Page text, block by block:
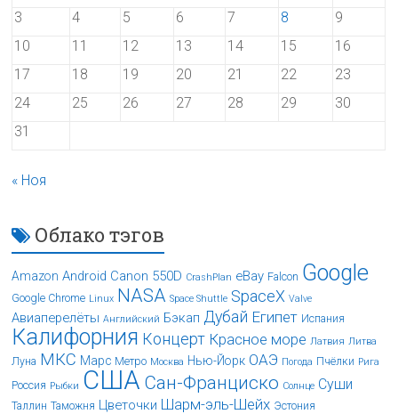
3
4 5 6 7 8
9
10
11 12 13 14 15
16
17
18 19 20 21 22
23
24
25 26 27 28 29
30
31
« Ноя
Облако тэгов
Amazon Android Canon 550D CrashPlan eBay Falcon Google
Google Chrome Linux NASA Space Shuttle SpaceX Valve
Авиаперелёты Английский Бэкап Дубай Египет Испания
Калифорния Концерт Красное море Латвия Литва
Луна МКС Марс Метро Москва Нью-Йорк ОАЭ Погода Пчёлки Рига
Россия Рыбки США Сан-Франциско Солнце Суши
Таллин Таможня Цветочки Шарм-эль-Шейх Эстония